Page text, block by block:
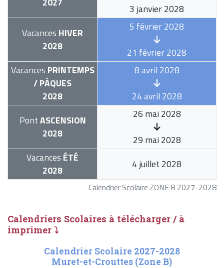
Calendrier Scolaire ZONE B 2027-2028
3 janvier 2028
Vacances HIVER
2028
5 février 2028
21 février 2028
Vacances PRINTEMPS
/ PÂQUES
2028
8 avril 2028
24 avril 2028
PontASCENSION
2028
26 mai 2028
29 mai 2028
Vacances ÉTÉ
2028
4 juillet 2028
Calendriers Scolaires à télécharger / à
imprimer ⤵
Calendrier Scolaire 2027-2028
Muret-et-Crouttes (Zone B)